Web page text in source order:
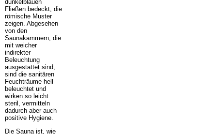
dunkelblauen
Fließen bedeckt, die
römische Muster
zeigen. Abgesehen
von den
Saunakammern, die
mit weicher
indirekter
Beleuchtung
ausgestattet sind,
sind die sanitären
Feuchträume hell
beleuchtet und
wirken so leicht
steril, vermitteln
dadurch aber auch
positive Hygiene.
Die Sauna ist, wie